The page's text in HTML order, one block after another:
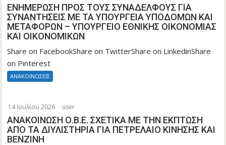
ΕΝΗΜΕΡΩΣΗ ΠΡΟΣ ΤΟΥΣ ΣΥΝΑΔΕΛΦΟΥΣ ΓΙΑ
ΣΥΝΑΝΤΗΣΕΙΣ ΜΕ ΤΑ ΥΠΟΥΡΓΕΙΑ ΥΠΟΔΟΜΩΝ ΚΑΙ
ΜΕΤΑΦΟΡΩΝ – ΥΠΟΥΡΓΕΙΟ ΕΘΝΙΚΗΣ ΟΙΚΟΝΟΜΙΑΣ
ΚΑΙ ΟΙΚΟΝΟΜΙΚΩΝ
Share on FacebookShare on TwitterShare on LinkedinShare
on Pinterest
ΑΝΑΚΟΙΝΩΣΕΙΣ
14 Ιουλίου 2026 user
ΑΝΑΚΟΙΝΩΣΗ Ο.Β.Ε. ΣΧΕΤΙΚΑ ΜΕ ΤΗΝ ΕΚΠΤΩΣΗ
ΑΠΟ ΤΑ ΔΙΥΛΙΣΤΗΡΙΑ ΓΙΑ ΠΕΤΡΕΛΑΙΟ ΚΙΝΗΣΗΣ ΚΑΙ
ΒΕΝΖΙΝΗ
Α.1180/16.12.2025 κοινής απόφασης
τωνΥφυπουργών Εθνικής Οικονομίας
και Οικονομικών και Ανάπτυξης, του